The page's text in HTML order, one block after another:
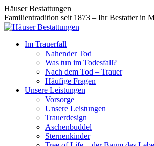
Zum
Inhalt
springen
Facebook
page
opens
new
Instagram
page
opens
new
Häuser Bestattungen
Familientradition seit 1873 – Ihr Bestatter in
Im Trauerfall
Nahender Tod
Was tun im Todesfall?
Nach dem Tod – Trauer
Häufige Fragen
Unsere Leistungen
Vorsorge
Unsere Leistungen
Trauerdesign
Aschenbuddel
Sternenkinder